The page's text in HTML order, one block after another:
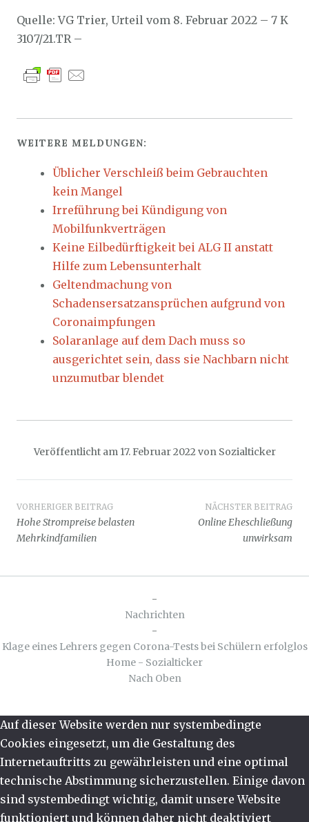
Quelle: VG Trier, Urteil vom 8. Februar 2022 – 7 K
3107/21.TR –
WEITERE MELDUNGEN:
Üblicher Verschleiß beim Gebrauchten
kein Mangel
Irreführung bei Kündigung von
Mobilfunkverträgen
Keine Eilbedürftigkeit bei ALG II anstatt
Hilfe zum Lebensunterhalt
Geltendmachung von
Schadensersatzansprüchen aufgrund von
Coronaimpfungen
Solaranlage auf dem Dach muss so
ausgerichtet sein, dass sie Nachbarn nicht
unzumutbar blendet
Veröffentlicht am 17. Februar 2022 von Sozialticker
Beitragsnavigation
VORHERIGER BEITRAG
Hohe Strompreise belasten
Mehrkindfamilien
NÄCHSTER BEITRAG
Online Eheschließung
unwirksam
-
Nachrichten
-
Klage eines Lehrers gegen Corona-Tests bei Schülern erfolglos
Home - Sozialticker
Nach Oben
Auf dieser Website werden nur systembedingte
Cookies eingesetzt, um die Gestaltung des
Internetauftritts zu gewährleisten und eine optimal
technische Abstimmung sicherzustellen. Einige davon
sind systembedingt wichtig, damit unsere Website
funktioniert und können daher nicht deaktiviert